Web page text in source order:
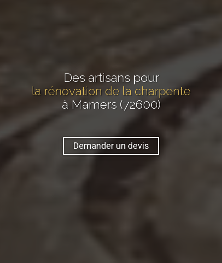
Des artisans pour
la rénovation de la charpente
à Mamers (72600)
Demander un devis